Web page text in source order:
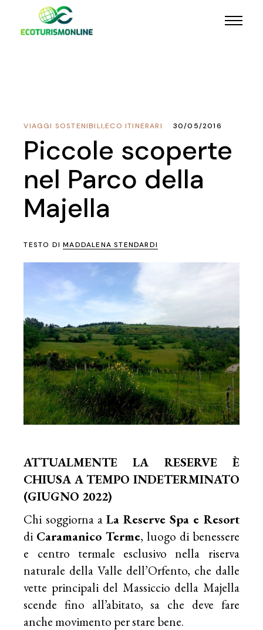
ECO ITINERARI
,
VIAGGI SOSTENIBILI 30/05/2016
Piccole scoperte
nel Parco della
Majella
TESTO DIMADDALENA STENDARDI
ATTUALMENTE LA RESERVE È
CHIUSA A TEMPO INDETERMINATO
(GIUGNO 2022)
Chi soggiorna a La Reserve Spa e Resort
di Caramanico Terme, luogo di benessere
e centro termale esclusivo nella riserva
naturale della Valle dell’Orfento, che dalle
vette principali del Massiccio della Majella
scende fino all’abitato, sa che deve fare
anche movimento per stare bene.